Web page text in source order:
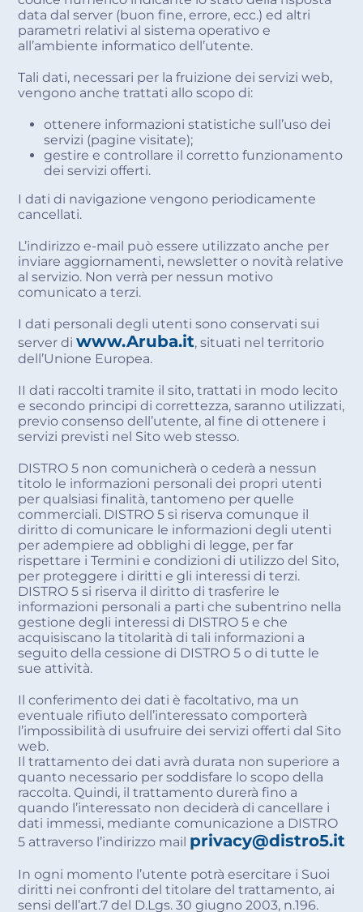
data dal server (buon fine, errore, ecc.) ed altri
parametri relativi al sistema operativo e
all’ambiente informatico dell’utente.
Tali dati, necessari per la fruizione dei servizi web,
vengono anche trattati allo scopo di:
ottenere informazioni statistiche sull’uso dei
servizi (pagine visitate);
gestire e controllare il corretto funzionamento
dei servizi offerti.
I dati di navigazione vengono periodicamente
cancellati.
L’indirizzo e-mail può essere utilizzato anche per
inviare aggiornamenti, newsletter o novità relative
al servizio. Non verrà per nessun motivo
comunicato a terzi.
I dati personali degli utenti sono conservati sui
server di www.Aruba.it, situati nel territorio
dell’Unione Europea.
II dati raccolti tramite il sito, trattati in modo lecito
e secondo principi di correttezza, saranno utilizzati,
previo consenso dell’utente, al fine di ottenere i
servizi previsti nel Sito web stesso.
DISTRO 5 non comunicherà o cederà a nessun
titolo le informazioni personali dei propri utenti
per qualsiasi finalità, tantomeno per quelle
commerciali. DISTRO 5 si riserva comunque il
diritto di comunicare le informazioni degli utenti
per adempiere ad obblighi di legge, per far
rispettare i Termini e condizioni di utilizzo del Sito,
per proteggere i diritti e gli interessi di terzi.
DISTRO 5 si riserva il diritto di trasferire le
informazioni personali a parti che subentrino nella
gestione degli interessi di DISTRO 5 e che
acquisiscano la titolarità di tali informazioni a
seguito della cessione di DISTRO 5 o di tutte le
sue attività.
Il conferimento dei dati è facoltativo, ma un
eventuale rifiuto dell’interessato comporterà
l’impossibilità di usufruire dei servizi offerti dal Sito
web.
Il trattamento dei dati avrà durata non superiore a
quanto necessario per soddisfare lo scopo della
raccolta. Quindi, il trattamento durerà fino a
quando l’interessato non deciderà di cancellare i
dati immessi, mediante comunicazione a DISTRO
5 attraverso l’indirizzo mail privacy@distro5.it
In ogni momento l’utente potrà esercitare i Suoi
diritti nei confronti del titolare del trattamento, ai
sensi dell’art.7 del D.Lgs. 30 giugno 2003, n.196.